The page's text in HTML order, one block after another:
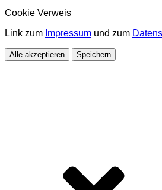
Cookie Verweis
Link zum Impressum und zum
Alle akzeptieren Speichern